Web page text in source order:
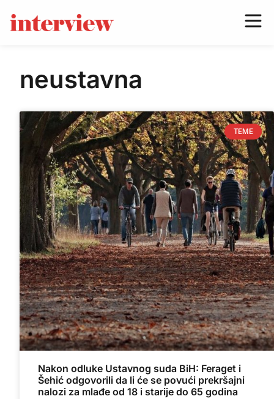
neustavna
TEME
Nakon odluke Ustavnog suda BiH: Feraget i
Šehić odgovorili da li će se povući prekršajni
nalozi za mlađe od 18 i starije do 65 godina